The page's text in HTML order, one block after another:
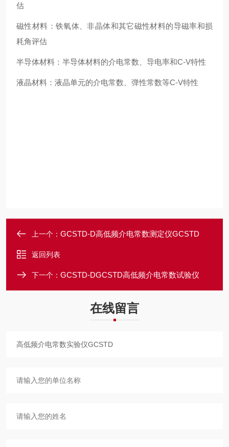
估
磁性材料：铁氧体、非晶体和其它磁性材料的导磁率和损
耗角评估
半导体材料：半导体材料的介电常数、导电率和C-V特性
液晶材料：液晶单元的介电常数、弹性常数等C-V特性
上一个： GCSTD-D高低频介电常数测定仪GCSTD
返回列表
下一个： GCSTD-DGCSTD高低频介电常数试验仪
在线留言